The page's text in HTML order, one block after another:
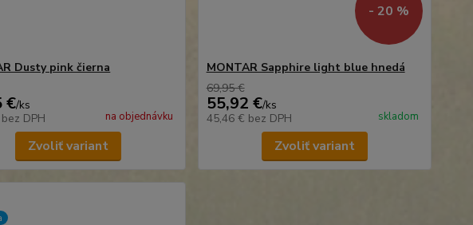
Dusty pink čierna
€/ks
bez DPH na objednávku
Zvoliť variant
- 20 %
MONTAR Sapphire light blue hnedá
69,95 €
55,92 €/ks
45,46 € bez DPH skladom
Zvoliť variant